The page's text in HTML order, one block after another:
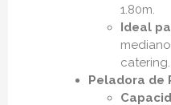
1.80m.
Ideal
catering.
Peladora de